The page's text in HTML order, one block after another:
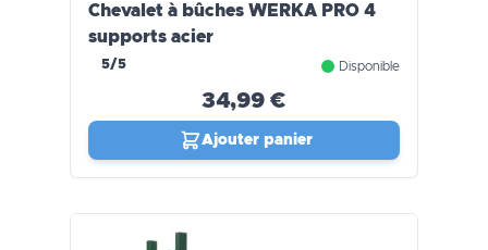
Chevalet à bûches WERKA PRO 4
supports acier
5/5 Disponible
34,99 €
Ajouter panier